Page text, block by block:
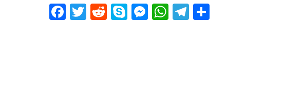
Facebook
Twitter
RedditSkypeMessenger
WhatsApp
Telegram